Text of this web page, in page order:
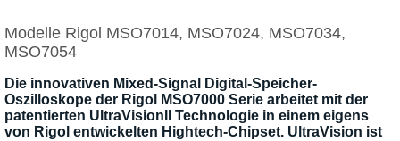
Modelle Rigol MSO7014, MSO7024, MSO7034,
MSO7054
Die innovativen Mixed-Signal Digital-Speicher-
Oszilloskope der Rigol MSO7000 Serie arbeitet mit der
patentierten UltraVisionII Technologie in einem eigens
von Rigol entwickelten Hightech-Chipset. UltraVision ist